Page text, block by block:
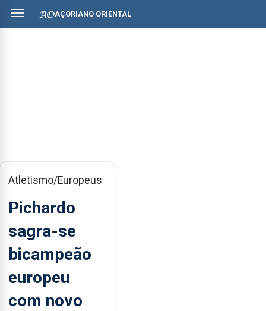
AÇORIANO ORIENTAL
Atletismo/Europeus
Pichardo
sagra-se
bicampeão
europeu
com novo